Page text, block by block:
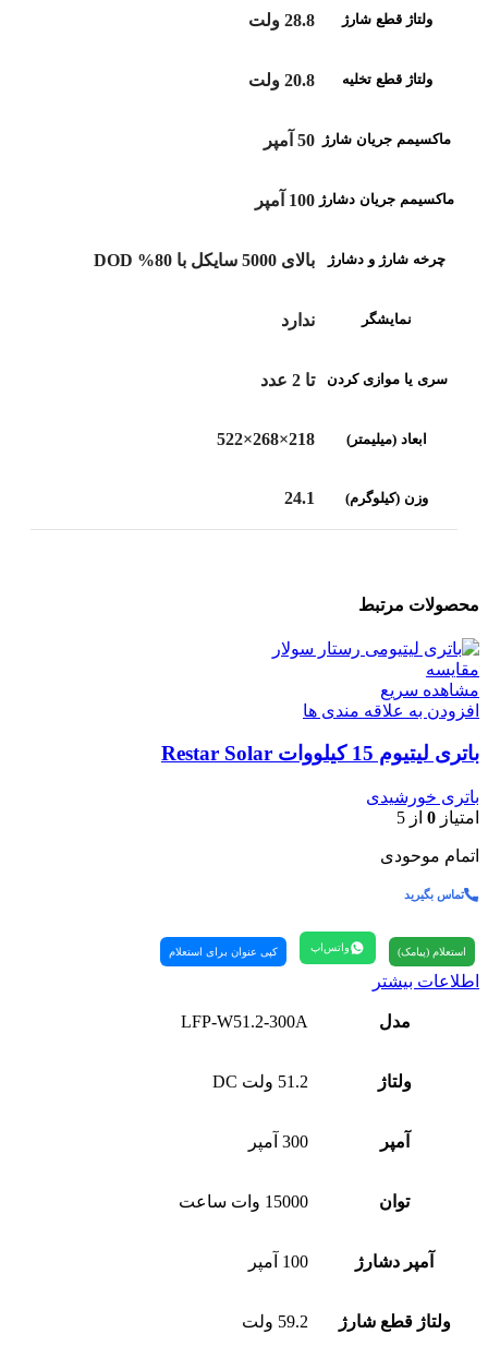
ولتاژ قطع شارژ 28.8 ولت
ولتاژ قطع تخلیه 20.8 ولت
ماکسیمم جریان شارژ 50 آمپر
ماکسیمم جریان دشارژ 100 آمپر
چرخه شارژ و دشارژ بالای 5000 سایکل با 80% DOD
نمایشگر ندارد
سری یا موازی کردن تا 2 عدد
ابعاد (میلیمتر) 218×268×522
وزن (کیلوگرم) 24.1
محصولات مرتبط
مقایسه
مشاهده سریع
افزودن به علاقه مندی ها
باتری لیتیوم 15 کیلووات Restar Solar
باتری خورشیدی
امتیاز 0 از 5
اتمام موحودی
تماس بگیرید
استعلام (پیامک) واتس‌اپ کپی عنوان برای استعلام
اطلاعات بیشتر
مدل LFP-W51.2-300A
ولتاژ 51.2 ولت DC
آمپر 300 آمپر
توان 15000 وات ساعت
آمپر دشارژ 100 آمپر
ولتاژ قطع شارژ 59.2 ولت